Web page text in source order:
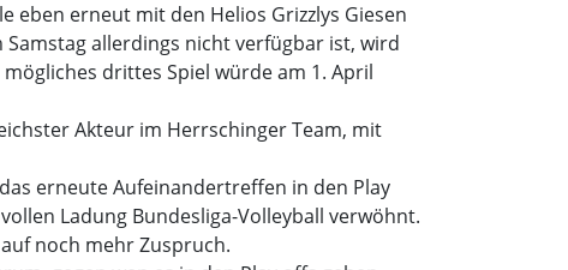
eben erneut mit den Helios Grizzlys Giesen
allerdings nicht verfügbar ist, wird
drittes Spiel würde am 1. April
Akteur im Herrschinger Team, mit
erneute Aufeinandertreffen in den Play
Ladung Bundesliga-Volleyball verwöhnt.
noch mehr Zuspruch.